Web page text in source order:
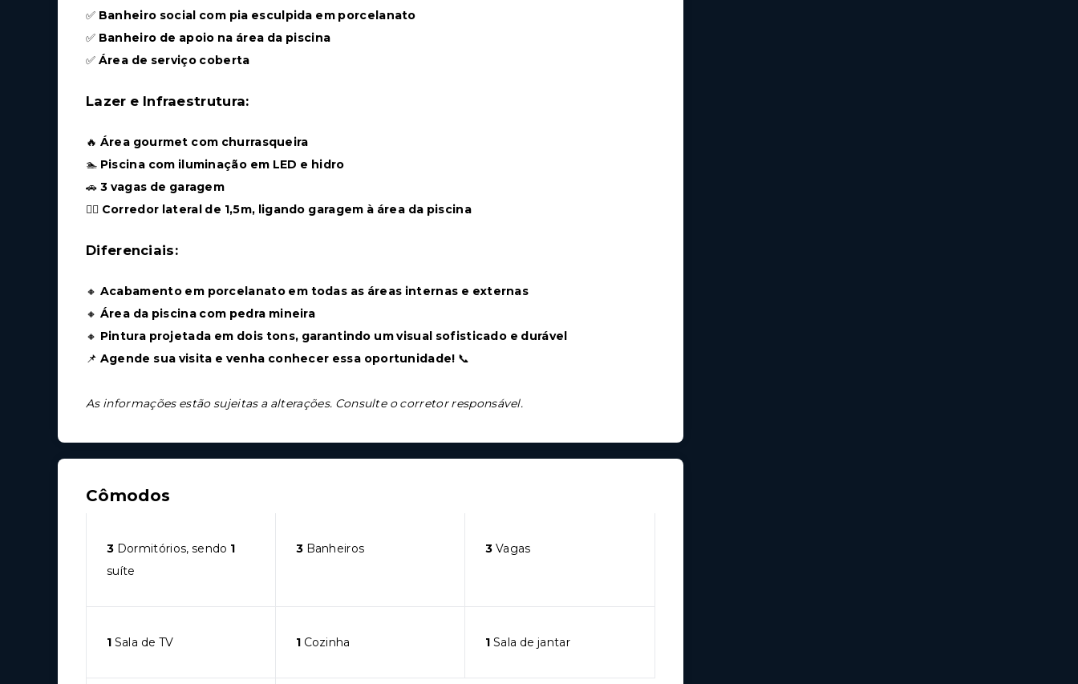
✅ Banheiro social com pia esculpida em porcelanato
✅ Banheiro de apoio na área da piscina
✅ Área de serviço coberta
Lazer e Infraestrutura:
🔥 Área gourmet com churrasqueira
🏊 Piscina com iluminação em LED e hidro
🚗 3 vagas de garagem
🚶‍♂️ Corredor lateral de 1,5m, ligando garagem à área da piscina
Diferenciais:
🔸 Acabamento em porcelanato em todas as áreas internas e externas
🔸 Área da piscina com pedra mineira
🔸 Pintura projetada em dois tons, garantindo um visual sofisticado e durável
📌 Agende sua visita e venha conhecer essa oportunidade! 📞
As informações estão sujeitas a alterações. Consulte o corretor responsável.
Cômodos
3 Dormitórios, sendo 1
suíte
3Banheiros 3 Vagas
1 Sala de TV 1Cozinha 1 Sala de jantar